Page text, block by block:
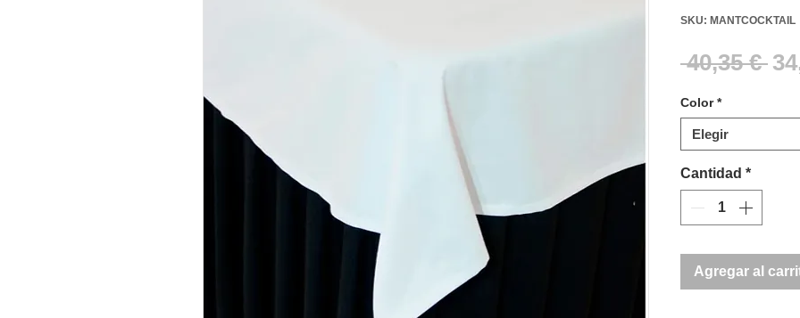
SKU: MANTCOCKTAIL
40,35 €
Color *
Elegir
Cantidad *
Agregar al